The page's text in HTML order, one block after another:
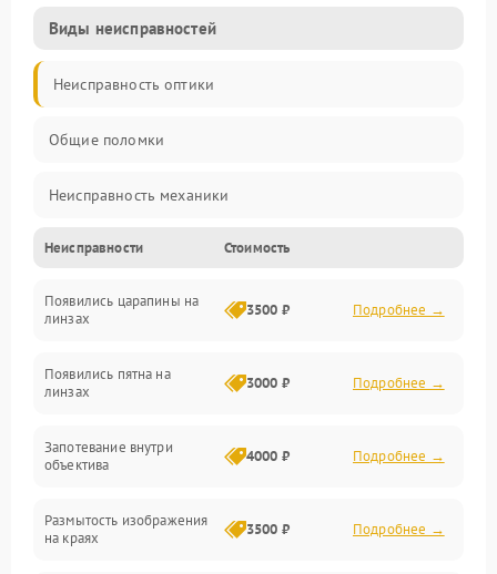
Виды неисправностей
Неисправность оптики
Общие поломки
Неисправность механики
Неисправность электроники (если объектив с мотором/
Прочие неисправности
Неисправности Стоимость
Появились царапины на
линзах
3500 ₽ Подробнее →
Появились пятна на
линзах
3000 ₽ Подробнее →
Запотевание внутри
объектива
4000 ₽ Подробнее →
Размытость изображения
на краях
3500 ₽ Подробнее →